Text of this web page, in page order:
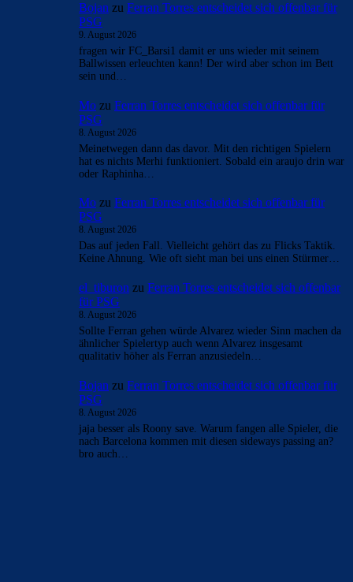
Bojan zu Ferran Torres entscheidet sich offenbar für
PSG
9. August 2026
fragen wir FC_Barsi1 damit er uns wieder mit seinem
Ballwissen erleuchten kann! Der wird aber schon im Bett
sein und…
Mo zu Ferran Torres entscheidet sich offenbar für
PSG
8. August 2026
Meinetwegen dann das davor. Mit den richtigen Spielern
hat es nichts Merhi funktioniert. Sobald ein araujo drin war
oder Raphinha…
Mo zu Ferran Torres entscheidet sich offenbar für
PSG
8. August 2026
Das auf jeden Fall. Vielleicht gehört das zu Flicks Taktik.
Keine Ahnung. Wie oft sieht man bei uns einen Stürmer…
el_tiburon zu Ferran Torres entscheidet sich offenbar
für PSG
8. August 2026
Sollte Ferran gehen würde Alvarez wieder Sinn machen da
ähnlicher Spielertyp auch wenn Alvarez insgesamt
qualitativ höher als Ferran anzusiedeln…
Bojan zu Ferran Torres entscheidet sich offenbar für
PSG
8. August 2026
jaja besser als Roony save. Warum fangen alle Spieler, die
nach Barcelona kommen mit diesen sideways passing an?
bro auch…